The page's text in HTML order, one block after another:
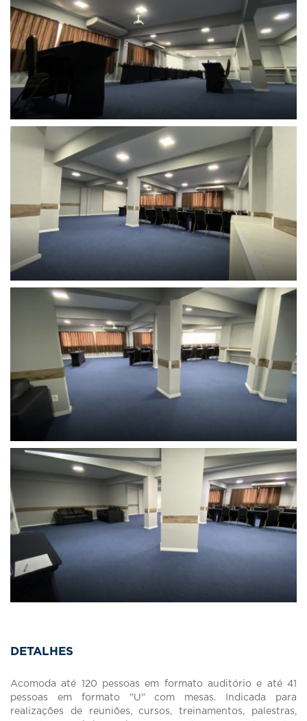
DETALHES
Acomoda até 120 pessoas em formato auditório e até 41
pessoas em formato "U" com mesas. Indicada para
realizações de reuniões, cursos, treinamentos, palestras,